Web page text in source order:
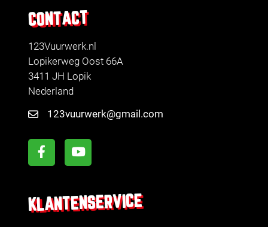
CONTACT
123Vuurwerk.nl
Lopikerweg Oost 66A
3411 JH Lopik
Nederland
123vuurwerk@gmail.com
KLANTENSERVICE